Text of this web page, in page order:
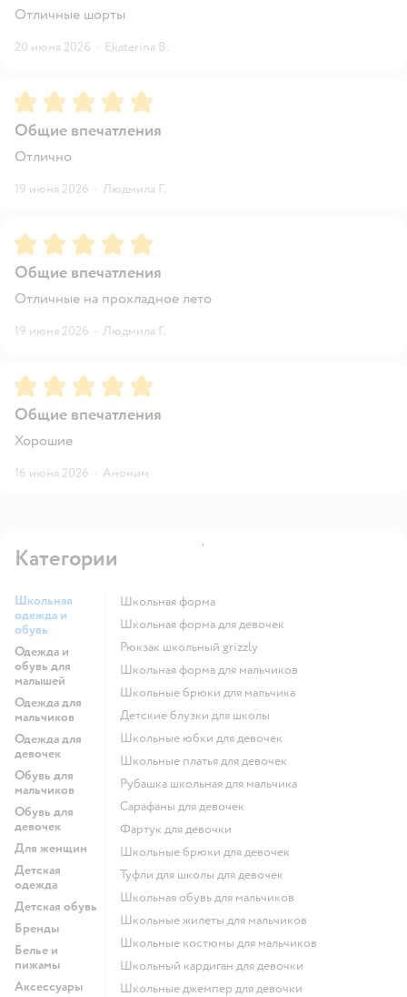
Отличные шорты
20 июня 2026 · Ekaterina B.
Рейтинг:5
Общие впечатления
Отлично
19 июня 2026 · Людмила Г.
Рейтинг:5
Общие впечатления
Отличные на прохладное лето
19 июня 2026 · Людмила Г.
Рейтинг:5
Общие впечатления
Хорошие
16 июня 2026 · Аноним
Категории
Школьная
одежда и
обувь
Одежда и
обувь для
малышей
Одежда для
мальчиков
Одежда для
девочек
Обувь для
мальчиков
Обувь для
девочек
Для женщин
Детская
одежда
Детская обувь
Бренды
Белье и
пижамы
Аксессуары
Школьная форма
Школьная форма для девочек
Рюкзак школьный grizzly
Школьная форма для мальчиков
Школьные брюки для мальчика
Детские блузки для школы
Школьные юбки для девочек
Школьные платья для девочек
Рубашка школьная для мальчика
Сарафаны для девочек
Фартук для девочки
Школьные брюки для девочек
Туфли для школы для девочек
Школьная обувь для мальчиков
Школьные жилеты для мальчиков
Школьные костюмы для мальчиков
Школьный кардиган для девочки
Школьные джемпер для девочки